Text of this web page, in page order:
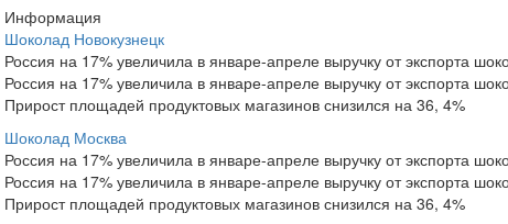
Информация
Шоколад Новокузнецк
Россия на 17% увеличила в январе-апреле выручку от экспорта
Россия на 17% увеличила в январе-апреле выручку от экспорта
Прирост площадей продуктовых магазинов снизился на 36, 4%
Шоколад Москва
Россия на 17% увеличила в январе-апреле выручку от экспорта
Россия на 17% увеличила в январе-апреле выручку от экспорта
Прирост площадей продуктовых магазинов снизился на 36, 4%